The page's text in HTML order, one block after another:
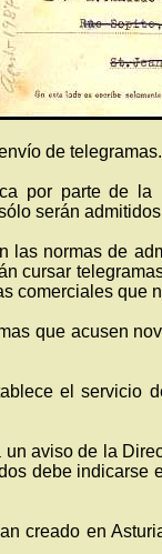
de telegramas.
por parte de la
serán
las normas de
cursar
comerciales que
que acusen
el servicio
un aviso de la
debe indicarse
creado en